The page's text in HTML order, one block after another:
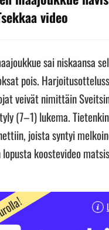
video
sai niskaansa
pois.
veivät nimittäin
(7–1) lukema.
joista syntyi
koostevideo